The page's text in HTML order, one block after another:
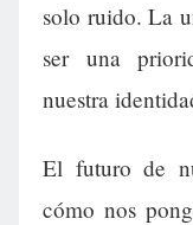
solo ruido. La
ser una
nuestra
El futuro de
cómo nos